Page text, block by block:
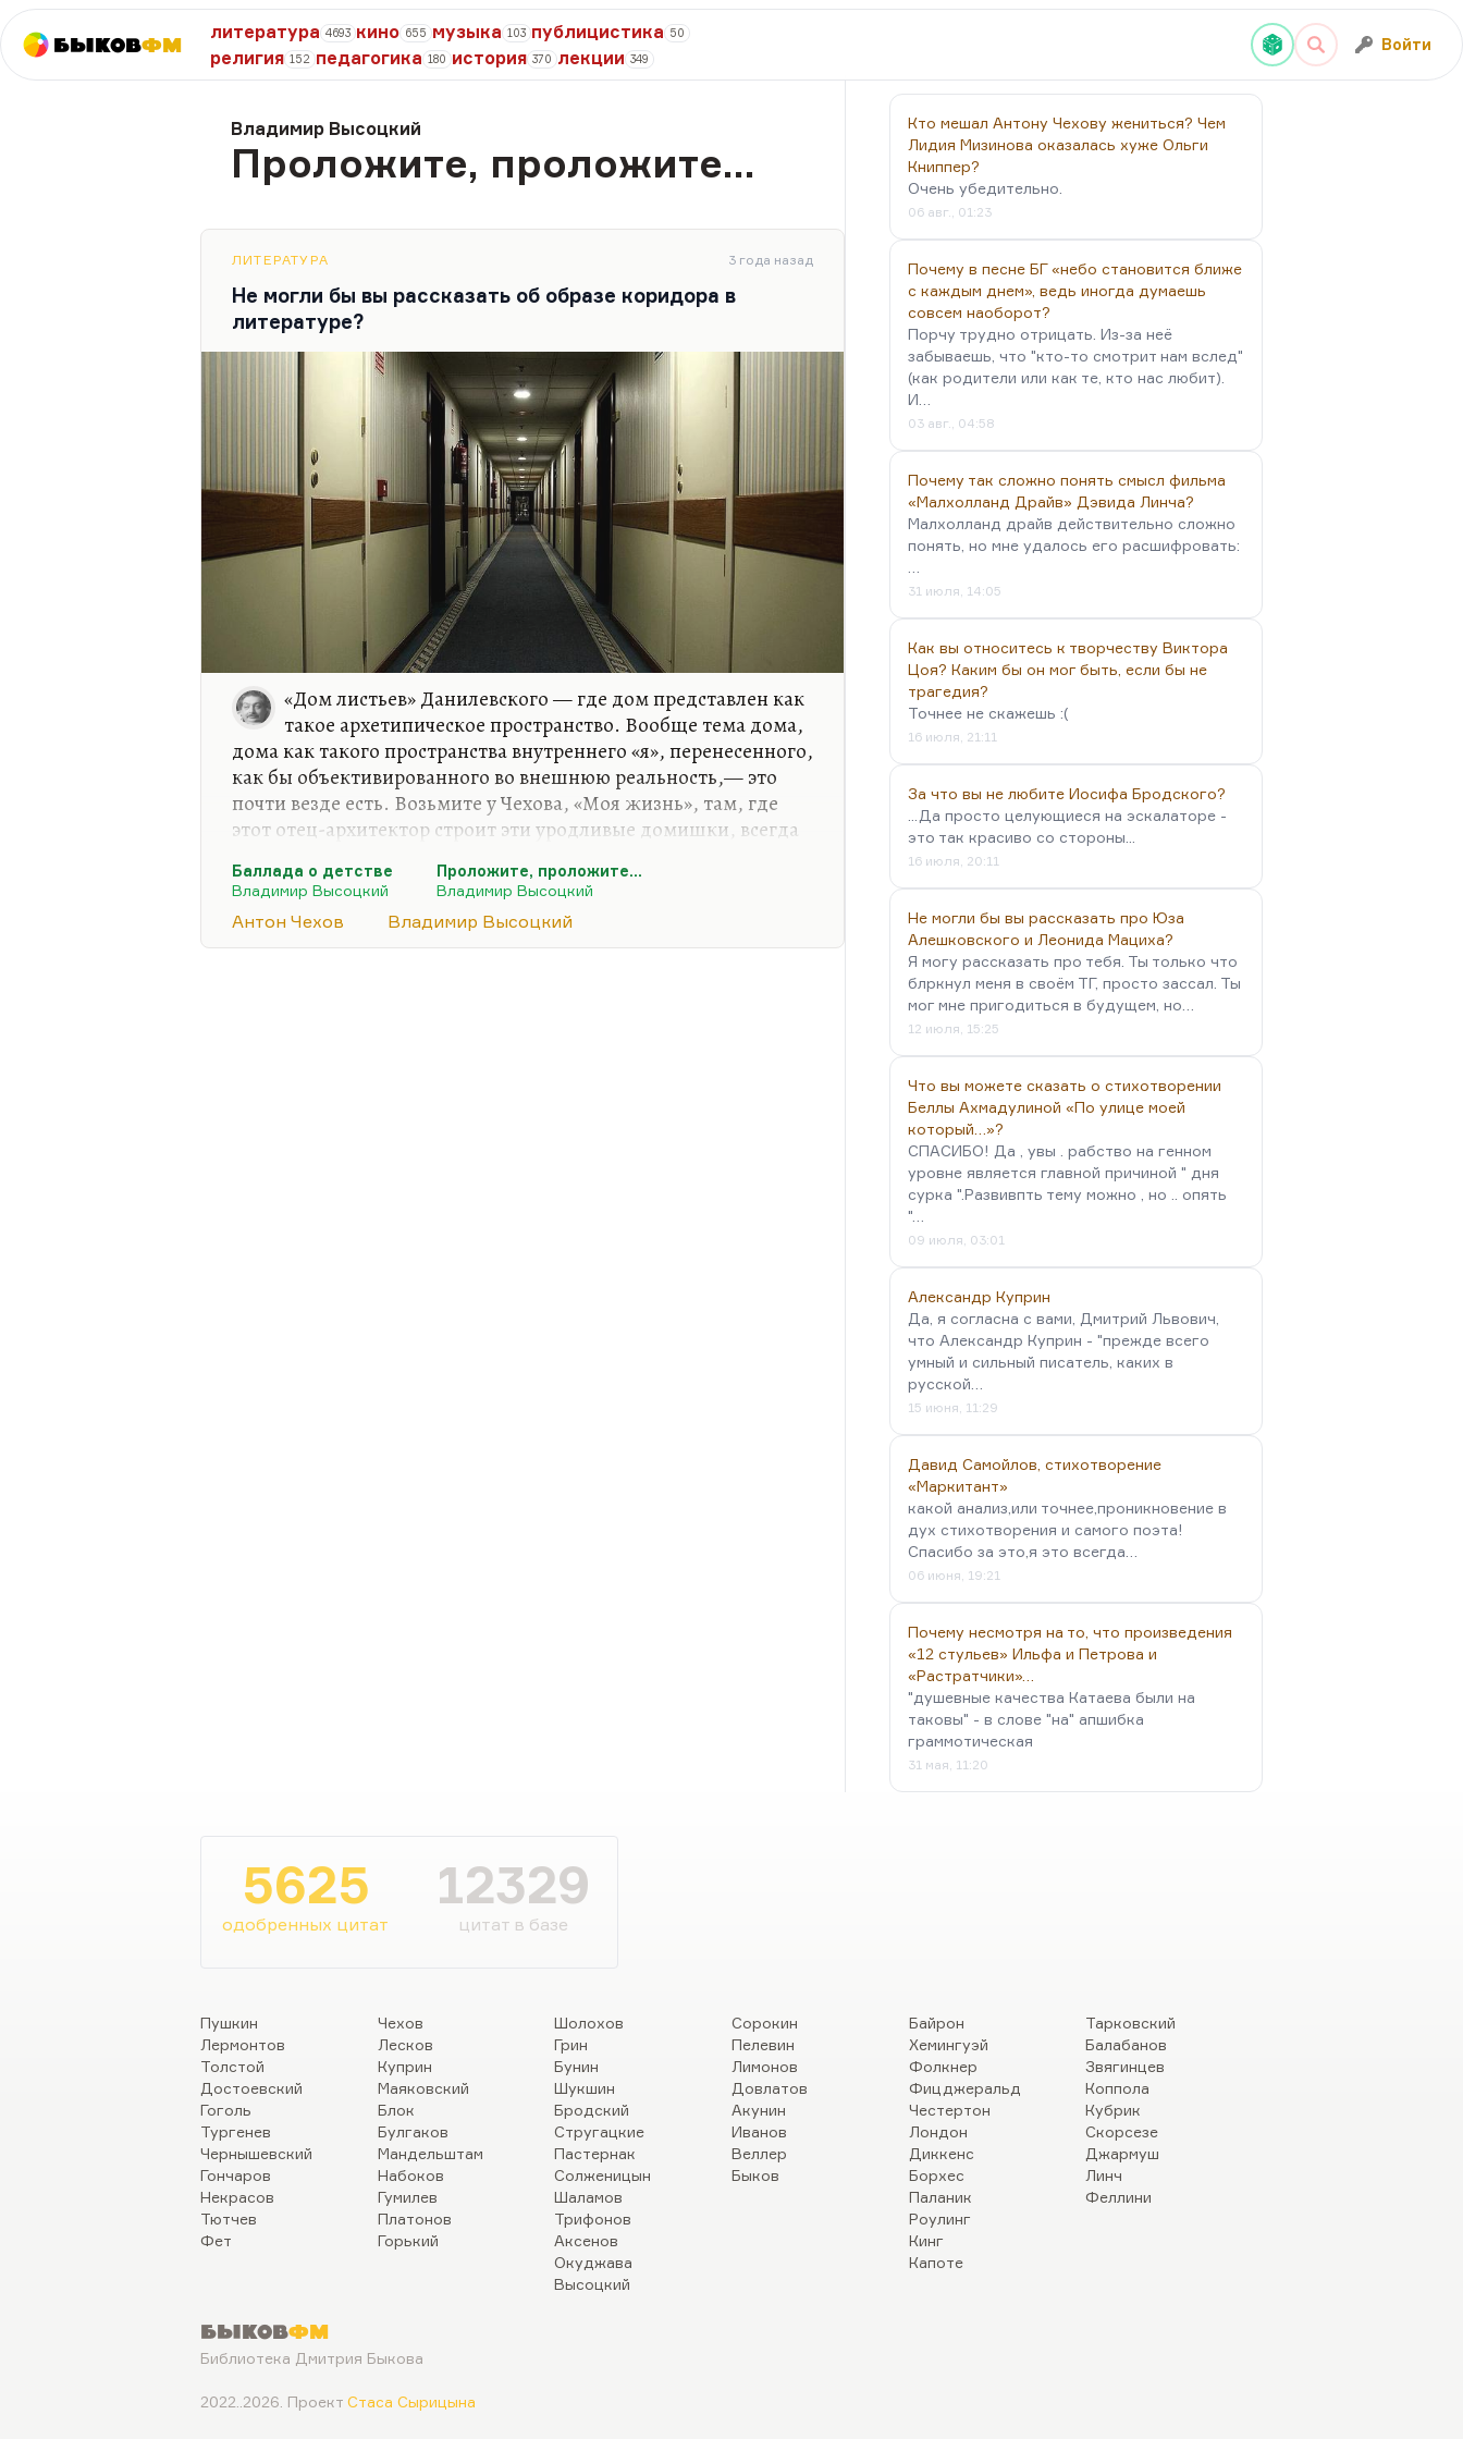
БыковФМ
литература 4693 кино 655 музыка 103 публицистика 50
религия 152 педагогика 180 история 370 лекции 349
Войти
Владимир Высоцкий
Проложите, проложите…
ЛИТЕРАТУРА 3 года назад
Не могли бы вы рассказать об образе коридора в
литературе?
«Дом листьев» Данилевского — где дом представлен как
такое архетипическое пространство. Вообще тема дома,
дома как такого пространства внутреннего «я», перенесенного,
как бы объективированного во внешнюю реальность,— это
почти везде есть. Возьмите у Чехова, «Моя жизнь», там, где
этот отец-архитектор строит эти уродливые домишки, всегда
большой клаустрофоб в русской литературе — это, конечно,
Чехов, потому что у него темы дома нет вообще, она ему
ненавистна, он видит в нем замкнутое помещение, и там
Баллада о детстве
Владимир Высоцкий
Проложите, проложите…
Владимир Высоцкий
Антон Чехов Владимир Высоцкий
Кто мешал Антону Чехову жениться? Чем
Лидия Мизинова оказалась хуже Ольги
Книппер?
Очень убедительно.
06 авг., 01:23
Почему в песне БГ «небо становится ближе
с каждым днем», ведь иногда думаешь
совсем наоборот?
Порчу трудно отрицать. Из-за неё
забываешь, что "кто-то смотрит нам вслед"
(как родители или как те, кто нас любит).
И…
03 авг., 04:58
Почему так сложно понять смысл фильма
«Малхолланд Драйв» Дэвида Линча?
Малхолланд драйв действительно сложно
понять, но мне удалось его расшифровать:
31 июля, 14:05
Как вы относитесь к творчеству Виктора
Цоя? Каким бы он мог быть, если бы не
трагедия?
Точнее не скажешь :(
16 июля, 21:11
За что вы не любите Иосифа Бродского?
...Да просто целующиеся на эскалаторе -
это так красиво со стороны...
16 июля, 20:11
Не могли бы вы рассказать про Юза
Алешковского и Леонида Мациха?
Я могу рассказать про тебя. Ты только что
блркнул меня в своём ТГ, просто зассал. Ты
мог мне пригодиться в будущем, но…
12 июля, 15:25
Что вы можете сказать о стихотворении
Беллы Ахмадулиной «По улице моей
который…»?
СПАСИБО! Да , увы . рабство на генном
уровне является главной причиной " дня
сурка ".Развивпть тему можно , но .. опять
"…
09 июля, 03:01
Александр Куприн
Да, я согласна с вами, Дмитрий Львович,
что Александр Куприн - "прежде всего
умный и сильный писатель, каких в
русской…
15 июня, 11:29
Давид Самойлов, стихотворение
«Маркитант»
какой анализ,или точнее,проникновение в
дух стихотворения и самого поэта!
Спасибо за это,я это всегда…
06 июня, 19:21
Почему несмотря на то, что произведения
«12 стульев» Ильфа и Петрова и
«Растратчики»…
"душевные качества Катаева были на
таковы" - в слове "на" апшибка
граммотическая
31 мая, 11:20
5625
одобренных цитат
12329
цитат в базе
Пушкин
Лермонтов
Толстой
Достоевский
Гоголь
Тургенев
Чернышевский
Гончаров
Некрасов
Тютчев
Фет
Чехов
Лесков
Куприн
Маяковский
Блок
Булгаков
Мандельштам
Набоков
Гумилев
Платонов
Горький
Шолохов
Грин
Бунин
Шукшин
Бродский
Стругацкие
Пастернак
Солженицын
Шаламов
Трифонов
Аксенов
Окуджава
Высоцкий
Сорокин
Пелевин
Лимонов
Довлатов
Акунин
Иванов
Веллер
Быков
Байрон
Хемингуэй
Фолкнер
Фицджеральд
Честертон
Лондон
Диккенс
Борхес
Паланик
Роулинг
Кинг
Капоте
Тарковский
Балабанов
Звягинцев
Коппола
Кубрик
Скорсезе
Джармуш
Линч
Феллини
БыковФМ
Библиотека Дмитрия Быкова
2022..2026. Проект Стаса Сырицына